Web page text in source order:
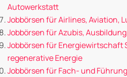
Autowerkstatt
Jobbörsen für Airlines, Aviation,
Jobbörsen für Azubis,
Jobbörsen für Energiewirtschaft
regenerative Energie
Jobbörsen für Fach- und